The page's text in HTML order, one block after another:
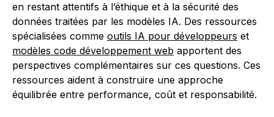
en restant attentifs à l’éthique et à la sécurité des
données traitées par les modèles IA. Des ressources
spécialisées comme outils IA pour développeurs et
modèles code développement web apportent des
perspectives complémentaires sur ces questions. Ces
ressources aident à construire une approche
équilibrée entre performance, coût et responsabilité.